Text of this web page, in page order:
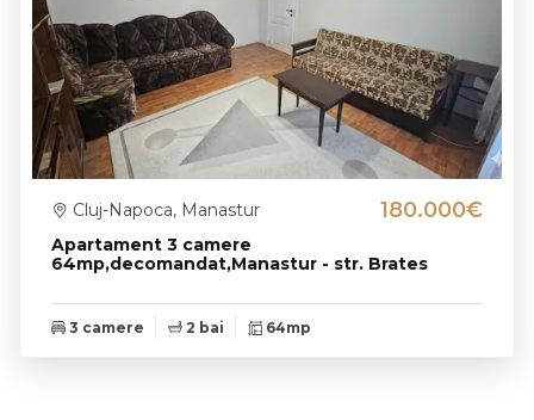
Apartament 3 camere
64mp,decomandat,Manastur - str. Brates
Cluj-Napoca, Manastur 180.000€
3 camere 2 bai 64mp